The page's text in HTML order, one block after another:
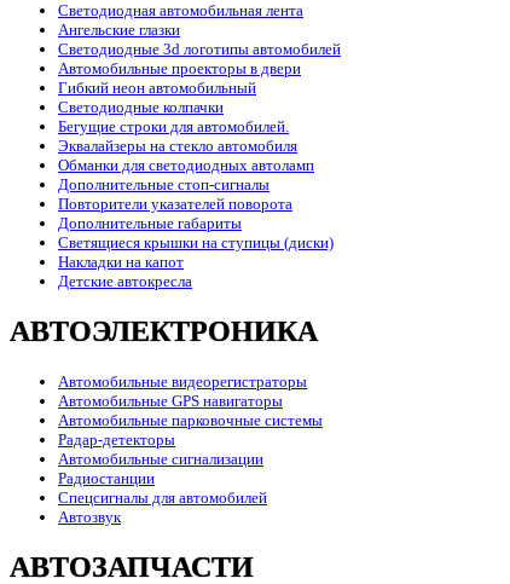
Светодиодная автомобильная лента
Ангельские глазки
Светодиодные 3d логотипы автомобилей
Автомобильные проекторы в двери
Гибкий неон автомобильный
Светодиодные колпачки
Бегущие строки для автомобилей.
Эквалайзеры на стекло автомобиля
Обманки для светодиодных автоламп
Дополнительные стоп-сигналы
Повторители указателей поворота
Дополнительные габариты
Светящиеся крышки на ступицы (диски)
Накладки на капот
Детские автокресла
АВТОЭЛЕКТРОНИКА
Автомобильные видеорегистраторы
Автомобильные GPS навигаторы
Автомобильные парковочные системы
Радар-детекторы
Автомобильные сигнализации
Радиостанции
Спецсигналы для автомобилей
Автозвук
АВТОЗАПЧАСТИ